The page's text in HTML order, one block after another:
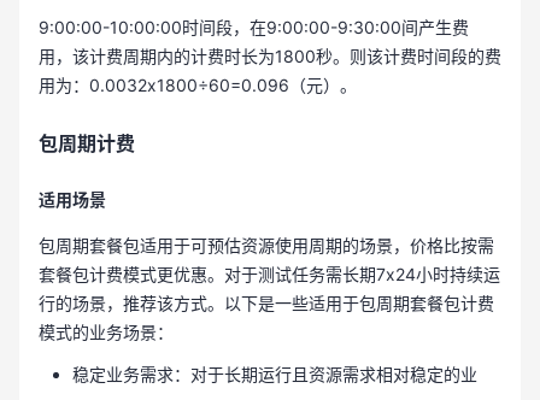
9:00:00-10:00:00时间段，在9:00:00-9:30:00间产生费
用，该计费周期内的计费时长为1800秒。则该计费时间段的费
用为：0.0032x1800÷60=0.096（元）。
包周期计费
适用场景
包周期套餐包适用于可预估资源使用周期的场景，价格比按需
套餐包计费模式更优惠。对于测试任务需长期7x24小时持续运
行的场景，推荐该方式。以下是一些适用于包周期套餐包计费
模式的业务场景：
稳定业务需求：对于长期运行且资源需求相对稳定的业